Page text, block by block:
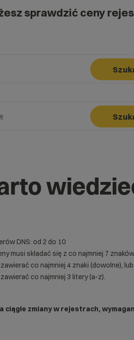
sprawdzić ceny
DNS: od 2 do 10
musi składać się z co najmniej 7
co najmniej 4 znaki (dowolne), lub
co najmniej 3 litery (a-z).
ciągłe zmiany w rejestrach,